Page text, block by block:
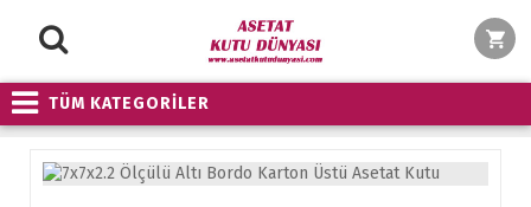
TÜM KATEGORİLER